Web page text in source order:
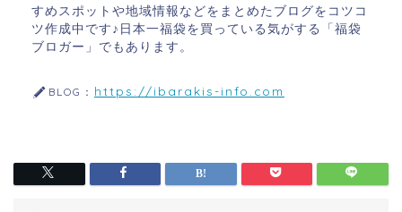
すめスポットや地域情報などをまとめたブログをコツコ
ツ作成中です♪日本一福袋を買っている気がする「福袋
ブロガー」でもあります。
BLOG： https://ibarakis-info.com